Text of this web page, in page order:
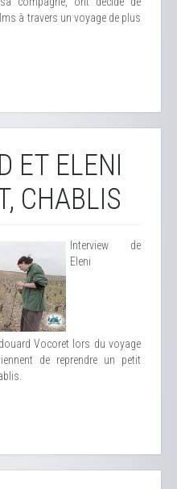
à travers un voyage de plus
ET ELENI
CHABLIS
Interview de
Eleni
Vocoret lors du voyage
de reprendre un petit